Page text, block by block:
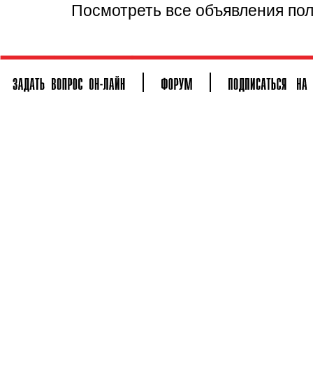
Посмотреть все объявления